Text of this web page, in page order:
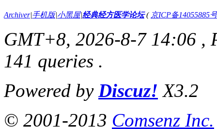
Archiver|手机版|小黑屋|经典经方医学论坛( 京ICP备14055885
GMT+8, 2026-8-7 14:06 ,
141 queries .
Powered by Discuz! X3.2
© 2001-2013 Comsenz Inc.